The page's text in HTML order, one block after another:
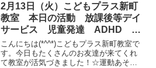
2月13日（火）こどもプラス新町
教室 本日の活動 放課後等デイ
サービス 児童発達 ADHD 療
育 発達障がい
こんにちは(*^^*)こどもプラス新町教室で
す。今日もたくさんのお友達が来てくれ
て教室が活気づきました！☆運動あそび